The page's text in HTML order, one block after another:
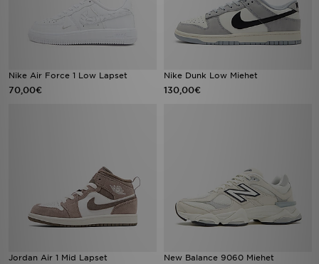
Nike Air Force 1 Low Lapset
70,00€
Nike Dunk Low Miehet
130,00€
Jordan Air 1 Mid Lapset New Balance 9060 Miehet